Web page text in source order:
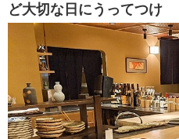
ど大切な日にうってつけ